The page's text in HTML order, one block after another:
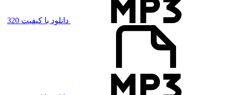
دانلود با کیفیت 320